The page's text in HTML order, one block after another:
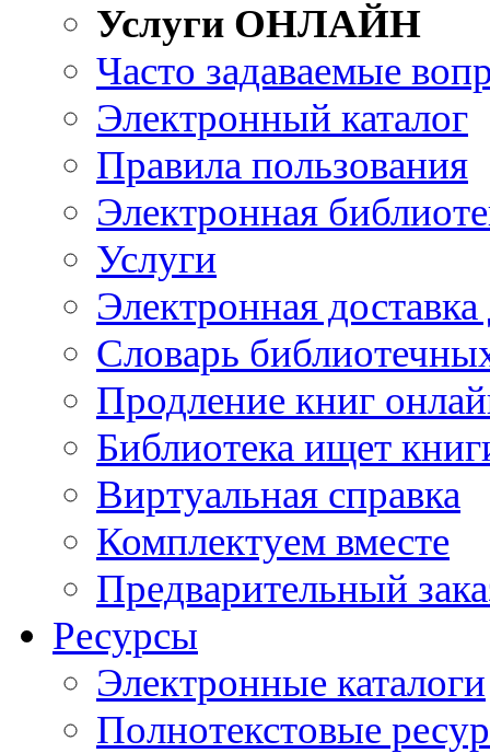
Услуги ОНЛАЙН
Часто задаваемые
Электронный каталог
Правила пользования
Электронная
Услуги
Электронная
Словарь
Продление книг
Библиотека ищет
Виртуальная справка
Комплектуем вместе
Предварительный
Ресурсы
Электронные каталоги
Полнотекстовые